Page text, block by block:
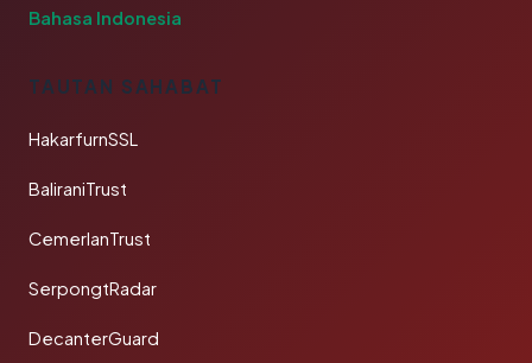
Bahasa Indonesia
TAUTAN SAHABAT
HakarfurnSSL
BaliraniTrust
CemerlanTrust
SerpongtRadar
DecanterGuard